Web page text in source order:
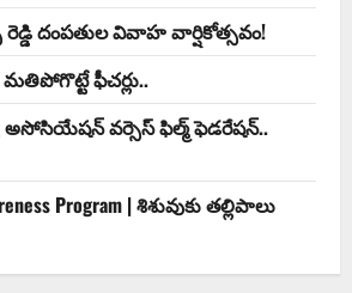
రెడ్డి దంపతుల వివాహ వార్షికోత్సవం!
| మతిపోగొట్టే ఫీచర్లు..
అసోసియేషన్ వర్సెస్ ఫిల్మ్ ఫెడరేషన్..
Program | శిశువుకు తల్లిపాలు